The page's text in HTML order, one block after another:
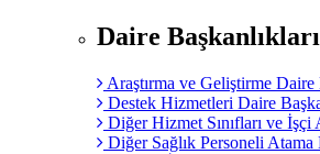
Daire Başkanlıkları
Araştırma ve Geliştirme Daire
Destek Hizmetleri Daire
Diğer Hizmet Sınıfları ve İşçi
Diğer Sağlık Personeli Atama